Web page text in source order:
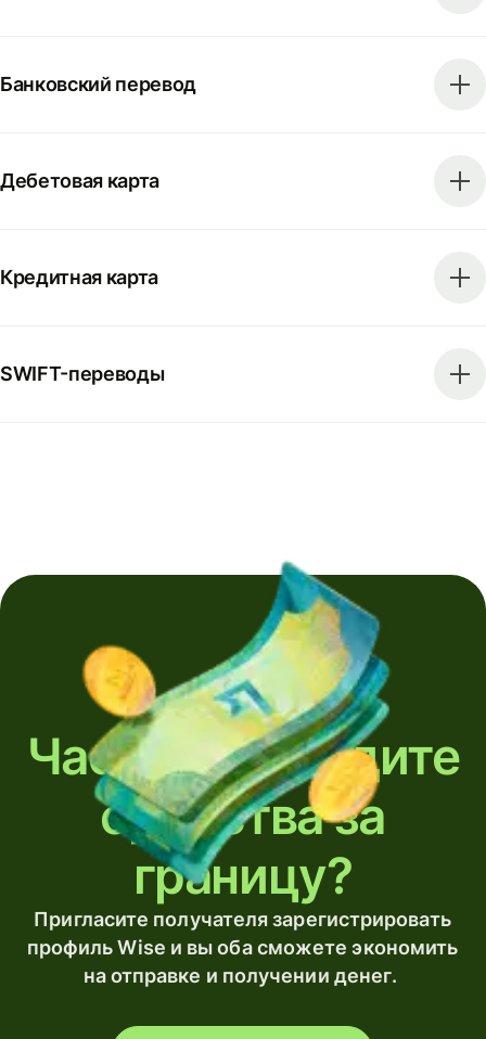
Банковский перевод
Дебетовая карта
Кредитная карта
SWIFT-переводы
Часто переводите
средства за
границу?
Пригласите получателя зарегистрировать
профиль Wise и вы оба сможете экономить
на отправке и получении денег.